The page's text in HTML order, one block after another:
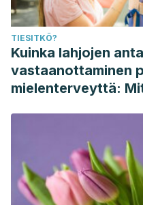
TIESITKÖ?
Kuinka lahjojen
vastaanottaminen
mielenterveyttä: